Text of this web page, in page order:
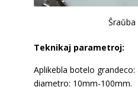
Ŝraŭba
Teknikaj parametroj:
Aplikebla botelo
diametro: 10mm-100mm.